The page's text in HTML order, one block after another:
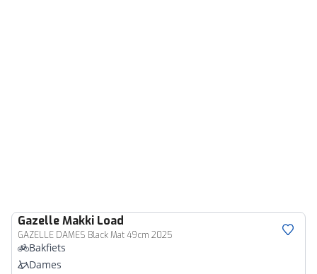
GazelleMakki Load
GAZELLE DAMES Black Mat 49cm 2025
Bakfiets
Dames